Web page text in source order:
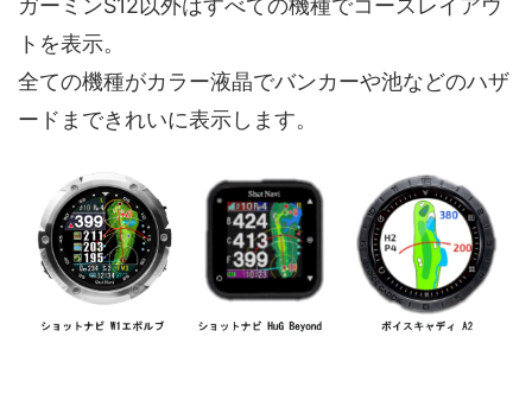
トを表示。
全ての機種がカラー液晶でバンカーや池などのハザ
ードまできれいに表示します。